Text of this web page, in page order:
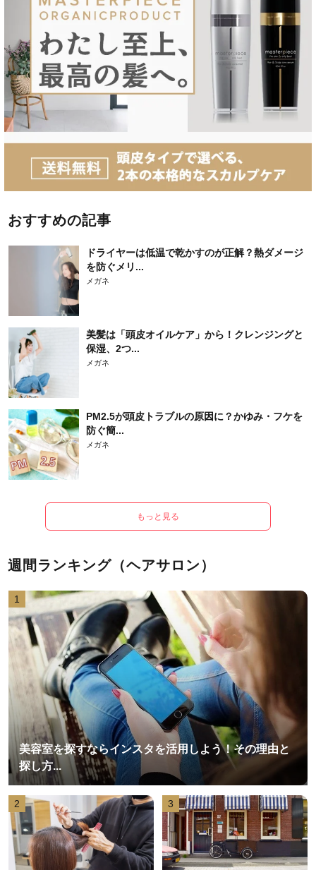
おすすめの記事
ドライヤーは低温で乾かすのが正解？熱ダメージ
を防ぐメリ...
メガネ
美髪は「頭皮オイルケア」から！クレンジングと
保湿、2つ...
メガネ
PM2.5が頭皮トラブルの原因に？かゆみ・フケを
防ぐ簡...
メガネ
もっと見る
週間ランキング（ヘアサロン）
1
美容室を探すならインスタを活用しよう！その理由と
探し方...
2 3